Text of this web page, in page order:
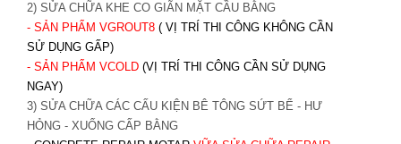
2) SỬA CHỮA KHE CO GIÃN MẶT CẦU BẰNG
- SẢN PHẨM VGROUT8 ( VỊ TRÍ THI CÔNG KHÔNG CẦN
SỬ DỤNG GẤP)
- SẢN PHẨM VCOLD (VỊ TRÍ THI CÔNG CẦN SỬ DỤNG
NGAY)
3) SỬA CHỮA CÁC CẤU KIỆN BÊ TÔNG SỨT BỂ - HƯ
HỎNG - XUỐNG CẤP BẰNG